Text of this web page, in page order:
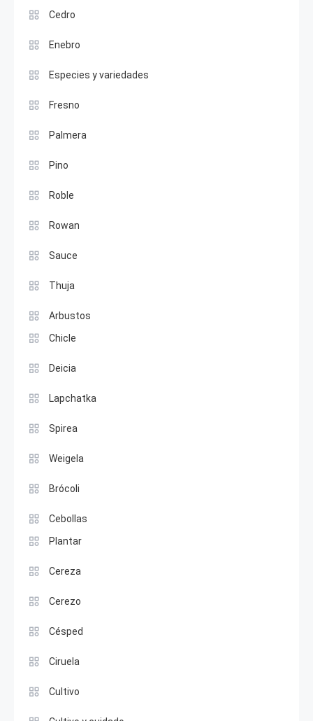
Cedro
Enebro
Especies y variedades
Fresno
Palmera
Pino
Roble
Rowan
Sauce
Thuja
Arbustos
Chicle
Deicia
Lapchatka
Spirea
Weigela
Brócoli
Cebollas
Plantar
Cereza
Cerezo
Césped
Ciruela
Cultivo